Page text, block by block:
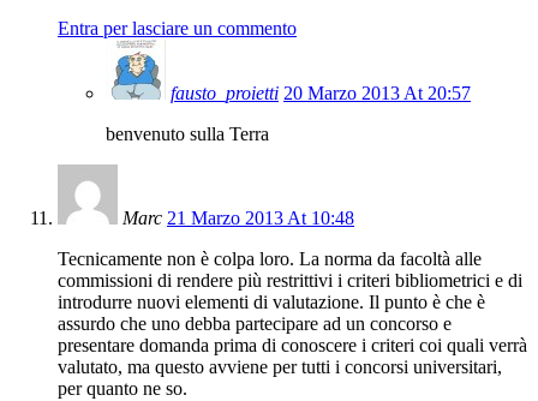
Entra per lasciare un commento
fausto_proietti 20 Marzo 2013 At 20:57
benvenuto sulla Terra
Marc 21 Marzo 2013 At 10:48
Tecnicamente non è colpa loro. La norma da facoltà alle
commissioni di rendere più restrittivi i criteri bibliometrici e di
introdurre nuovi elementi di valutazione. Il punto è che è
assurdo che uno debba partecipare ad un concorso e
presentare domanda prima di conoscere i criteri coi quali verrà
valutato, ma questo avviene per tutti i concorsi universitari,
per quanto ne so.